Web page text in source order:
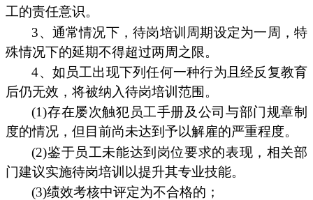
工的责任意识。
3、通常情况下，待岗培训周期设定为一周，特
殊情况下的延期不得超过两周之限。
4、如员工出现下列任何一种行为且经反复教育
后仍无效，将被纳入待岗培训范围。
(1)存在屡次触犯员工手册及公司与部门规章制
度的情况，但目前尚未达到予以解雇的严重程度。
(2)鉴于员工未能达到岗位要求的表现，相关部
门建议实施待岗培训以提升其专业技能。
(3)绩效考核中评定为不合格的；